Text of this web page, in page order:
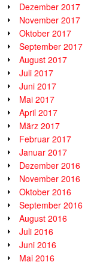
Dezember 2017
November 2017
Oktober 2017
September 2017
August 2017
Juli 2017
Juni 2017
Mai 2017
April 2017
März 2017
Februar 2017
Januar 2017
Dezember 2016
November 2016
Oktober 2016
September 2016
August 2016
Juli 2016
Juni 2016
Mai 2016